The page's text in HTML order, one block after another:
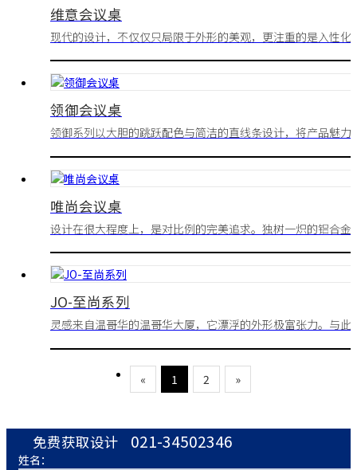
大气会议桌
维意会议桌
现代的设计，不仅仅只局限于外形的美观，更注重的是入性化
设计理念，简约而不简单，让客户在产品中，领会无限的亲和
力。
领御会议桌
领御系列以大胆的跳跃配色与简洁的直线条设计，将产品魅力
示的淋漓尽致。
唯尚会议桌
设计在很大程度上，是对比例的完美追求。独树一炽的铝合金
铸脚，在精准比例、独特元素中，体验富有质感的办公生活。
JO-至尚系列
灵感来自温哥华的温哥华大厦，它漂浮的外形极富张力。与此
时“上部巨大的漂浮体块”也成为了建筑师的巨大挑战。如今
它已经矗立在温哥华闹市，它是人类高科技与冒险精神的体现
它象征了领袖们敢于冒险与开拓的精神。这也是Extreme至尚
« 1 2 »
免费获取设计 021-34502346
姓名：